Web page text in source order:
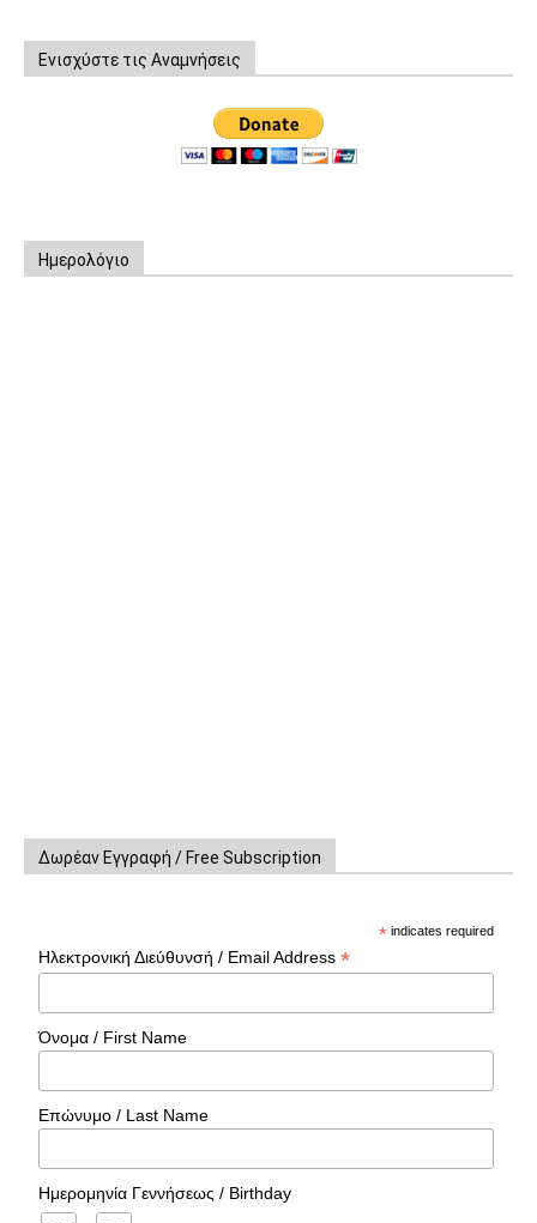
Ενισχύστε τις Αναμνήσεις
Ημερολόγιο
Δωρέαν Εγγραφή / Free Subscription
* indicates required
Ηλεκτρονική Διεύθυνσή / Email Address*
Όνομα / First Name
Επώνυμο / Last Name
Ημερομηνία Γεννήσεως / Birthday